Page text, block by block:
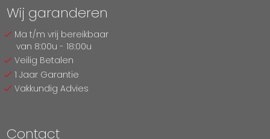
Wij garanderen
Ma t/m vrij bereikbaar
van 8:00u - 18:00u
Veilig Betalen
1 Jaar Garantie
Vakkundig Advies
Contact